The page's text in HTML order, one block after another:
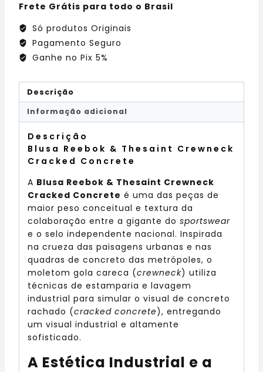
Frete Grátis para todo o Brasil
Só produtos Originais
Pagamento Seguro
Ganhe no Pix 5%
Descrição
Informação adicional
Descrição
Blusa Reebok & Thesaint Crewneck
Cracked Concrete
A Blusa Reebok & Thesaint Crewneck
Cracked Concrete é uma das peças de
maior peso conceitual e textura da
colaboração entre a gigante do sportswear
e o selo independente nacional. Inspirada
na crueza das paisagens urbanas e nas
quadras de concreto das metrópoles, o
moletom gola careca (crewneck) utiliza
técnicas de estamparia e lavagem
industrial para simular o visual de concreto
rachado (cracked concrete), entregando
um visual industrial e altamente
sofisticado.
A Estética Industrial e a